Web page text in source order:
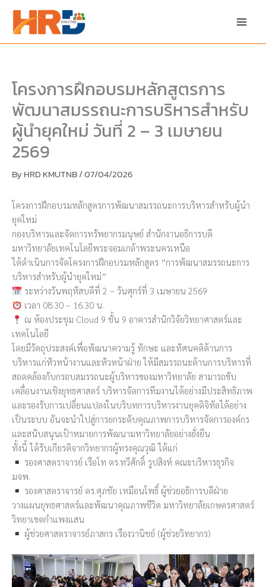
content
โครงการฝึกอบรมหลักสูตรการ
พัฒนาสมรรถนะการบริหารสำหรับ
ผู้นำยุคใหม่ วันที่ 2 – 3 เมษายน
2569
By HRD KMUTNB/07/04/2026
โครงการฝึกอบรมหลักสูตรการพัฒนาสมรรถนะการบริหารสำหรับผู้นำ
ยุคใหม่
กองบริหารและจัดการทรัพยากรมนุษย์ สำนักงานอธิการบดี
มหาวิทยาลัยเทคโนโลยีพระจอมเกล้าพระนครเหนือ
ได้ดำเนินการจัดโครงการฝึกอบรมหลักสูตร “การพัฒนาสมรรถนะการ
บริหารสำหรับผู้นำยุคใหม่”
ระหว่างวันพฤหัสบดีที่ 2 – วันศุกร์ที่ 3 เมษายน 2569
เวลา 08.30 – 16.30 น.
ณ ห้องประชุม Cloud 9 ชั้น 9 อาคารสำนักวิจัยวิทยาศาสตร์และ
เทคโนโลยี
โดยมีวัตถุประสงค์เพื่อพัฒนาความรู้ ทักษะ และทัศนคติด้านการ
บริหารแก่หัวหน้างานและหัวหน้าฝ่าย ให้มีสมรรถนะด้านการบริหารที่
สอดคล้องกับกรอบสมรรถนะผู้บริหารของมหาวิทยาลัย สามารถขับ
เคลื่อนงานเชิงยุทธศาสตร์ บริหารจัดการทีมงานได้อย่างมีประสิทธิภาพ
และรองรับการเปลี่ยนแปลงในบริบทการบริหารงานยุคดิจิทัลได้อย่าง
เป็นระบบ อันจะนำไปสู่การยกระดับคุณภาพการบริหารจัดการองค์กร
และสนับสนุนเป้าหมายการพัฒนามหาวิทยาลัยอย่างยั่งยืน
ทั้งนี้ ได้รับเกียรติจากวิทยากรผู้ทรงคุณวุฒิ ได้แก่
รองศาสตราจารย์ เรือโท ดร.ทวีศักดิ์ รูปสิงห์ คณะบริหารธุรกิจ
มจพ.
รองศาสตราจารย์ ดร.ศุภชัย เหมือนโพธิ์ ผู้ช่วยอธิการบดีฝ่าย
วางแผนยุทธศาสตร์และพัฒนาคุณภาพชีวิต มหาวิทยาลัยเกษตรศาสตร์
วิทยาเขตกำแพงแสน
ผู้ช่วยศาสตราจารย์ภาสกร เรืองวานิชย์ (ผู้ช่วยวิทยากร)